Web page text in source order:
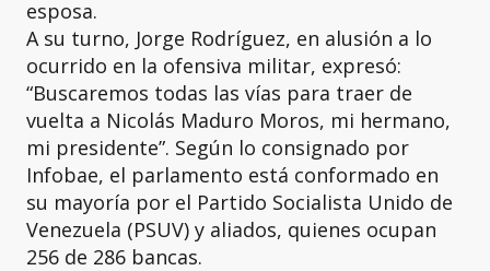
esposa.
A su turno, Jorge Rodríguez, en alusión a lo
ocurrido en la ofensiva militar, expresó:
“Buscaremos todas las vías para traer de
vuelta a Nicolás Maduro Moros, mi hermano,
mi presidente”. Según lo consignado por
Infobae, el parlamento está conformado en
su mayoría por el Partido Socialista Unido de
Venezuela (PSUV) y aliados, quienes ocupan
256 de 286 bancas.